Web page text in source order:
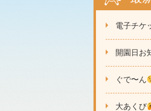
電子チケ
開園日お
ぐで〜ん
大あくび